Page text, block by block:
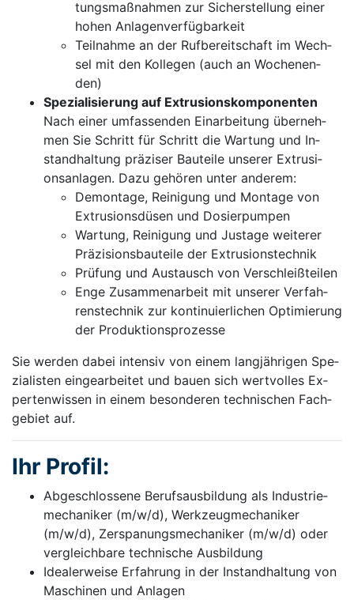
tungs­maß­nah­men zur Si­cher­stel­lung ei­ner
ho­hen An­la­gen­ver­füg­bar­keit
Teil­nah­me an der Ruf­be­reit­schaft im Wech­
sel mit den Kol­le­gen (auch an Wo­chen­en­
den)
Spe­zi­a­li­sie­rung auf Ex­tru­si­ons­kom­po­nen­ten
Nach ei­ner um­fas­sen­den Ein­ar­bei­tung über­neh­
men Sie Schritt für Schritt die War­tung und In­
stand­hal­tung prä­zi­ser Bau­tei­le un­se­rer Ex­tru­si­
ons­an­la­gen. Da­zu ge­hö­ren un­ter an­de­rem:
De­mon­ta­ge, Rei­ni­gung und Mon­ta­ge von
Ex­tru­si­ons­dü­sen und Do­sier­pum­pen
War­tung, Rei­ni­gung und Jus­ta­ge wei­te­rer
Prä­zi­si­ons­bau­tei­le der Ex­tru­si­ons­tech­nik
Prü­fung und Aus­tausch von Ver­schleiß­tei­len
En­ge Zu­sam­men­ar­beit mit un­se­rer Ver­fah­
rens­tech­nik zur kon­ti­nu­ier­li­chen Op­ti­mie­rung
der Pro­duk­ti­ons­pro­zes­se
Sie wer­den da­bei in­ten­siv von ei­nem lang­jäh­ri­gen Spe­
zi­a­lis­ten ein­ge­ar­bei­tet und bau­en sich wert­vol­les Ex­
per­ten­wis­sen in ei­nem be­son­de­ren tech­ni­schen Fach­
ge­biet auf.
Ihr Pro­fil:
Ab­ge­schlos­se­ne Be­rufs­aus­bil­dung als In­dus­trie­
me­cha­ni­ker (m/w/d), Werk­zeug­me­cha­ni­ker
(m/w/d), Zer­spa­nungs­me­cha­ni­ker (m/w/d) oder
ver­gleich­ba­re tech­ni­sche Aus­bil­dung
Ide­a­ler­wei­se Er­fah­rung in der In­stand­hal­tung von
Ma­schi­nen und An­la­gen